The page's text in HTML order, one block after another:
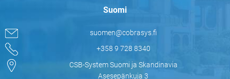
Suomi
suomen@cobrasys.fi
+358 9 728 8340
CSB-System Suomi ja Skandinavia
Asesepänkuja 3